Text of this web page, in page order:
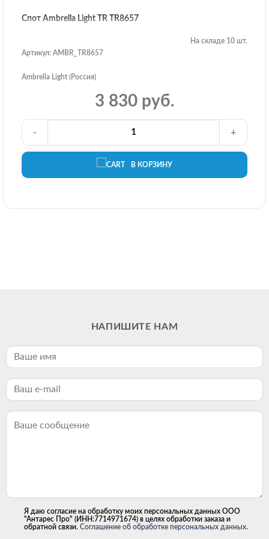
Спот Ambrella Light TR TR8657
На складе 10 шт.
Артикул: AMBR_TR8657
Ambrella Light (Россия)
3 830 руб.
В КОРЗИНУ
- +
НАПИШИТЕ НАМ
Я даю согласие на обработку моих персональных данных ООО
"Антарес Про" (ИНН:7714971674) в целях обработки заказа и
обратной связи. Соглашение об обработке персональных данных.